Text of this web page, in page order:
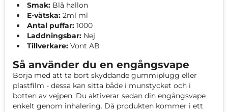
Smak: Blå hallon
E-vätska: 2ml ml
Antal puffar: 1000
Laddningsbar: Nej
Tillverkare: Vont AB
Så använder du en engångsvape
Börja med att ta bort skyddande gummiplugg eller
plastfilm - dessa kan sitta både i munstycket och i
botten av vejpen. Du aktiverar sedan din engångsvape
enkelt genom inhalering. Då produkten kommer i ett